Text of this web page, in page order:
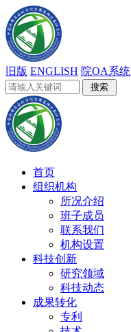
旧版 ENGLISH 院OA系统
首页
组织机构
所况介绍
班子成员
联系我们
机构设置
科技创新
研究领域
科技动态
成果转化
专利